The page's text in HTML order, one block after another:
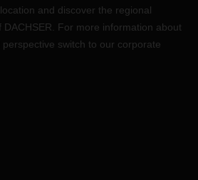
and discover the regional
For more information about
switch to our corporate